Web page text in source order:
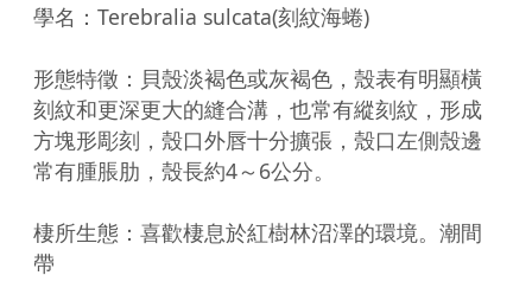
學名：Terebralia sulcata(刻紋海蜷)
形態特徵：貝殼淡褐色或灰褐色，殼表有明顯橫
刻紋和更深更大的縫合溝，也常有縱刻紋，形成
方塊形彫刻，殼口外唇十分擴張，殼口左側殼邊
常有腫脹肋，殼長約4～6公分。
棲所生態：喜歡棲息於紅樹林沼澤的環境。潮間
帶